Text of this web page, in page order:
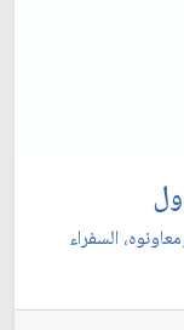
السفراء